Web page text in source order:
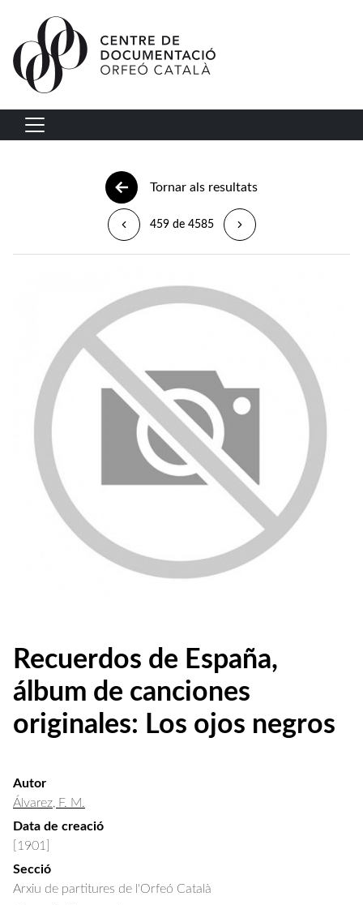
Vés al contingut
Navegació principal
Tornar als resultats
459 de 4585
Recuerdos de España,
álbum de canciones
originales: Los ojos negros
Autor
Álvarez, F. M.
Data de creació
[1901]
Secció
Arxiu de partitures de l'Orfeó Català